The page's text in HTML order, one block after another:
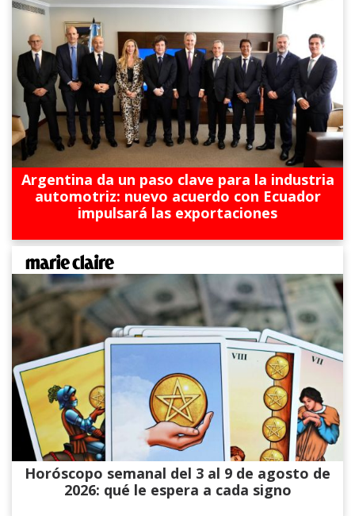
Argentina da un paso clave para la industria
automotriz: nuevo acuerdo con Ecuador
impulsará las exportaciones
Horóscopo semanal del 3 al 9 de agosto de
2026: qué le espera a cada signo